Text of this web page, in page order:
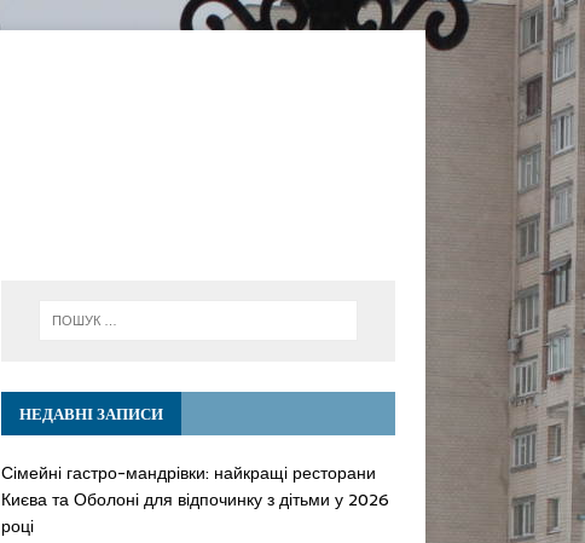
НЕДАВНІ ЗАПИСИ
Сімейні гастро-мандрівки: найкращі ресторани
Києва та Оболоні для відпочинку з дітьми у 2026
році